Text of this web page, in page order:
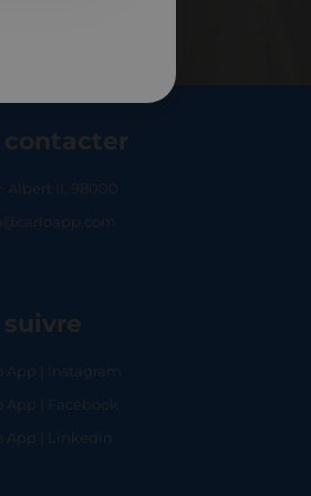
contacter
Albert II, 98000
suivre
App | Instagram
App | Facebook
App | Linkedin